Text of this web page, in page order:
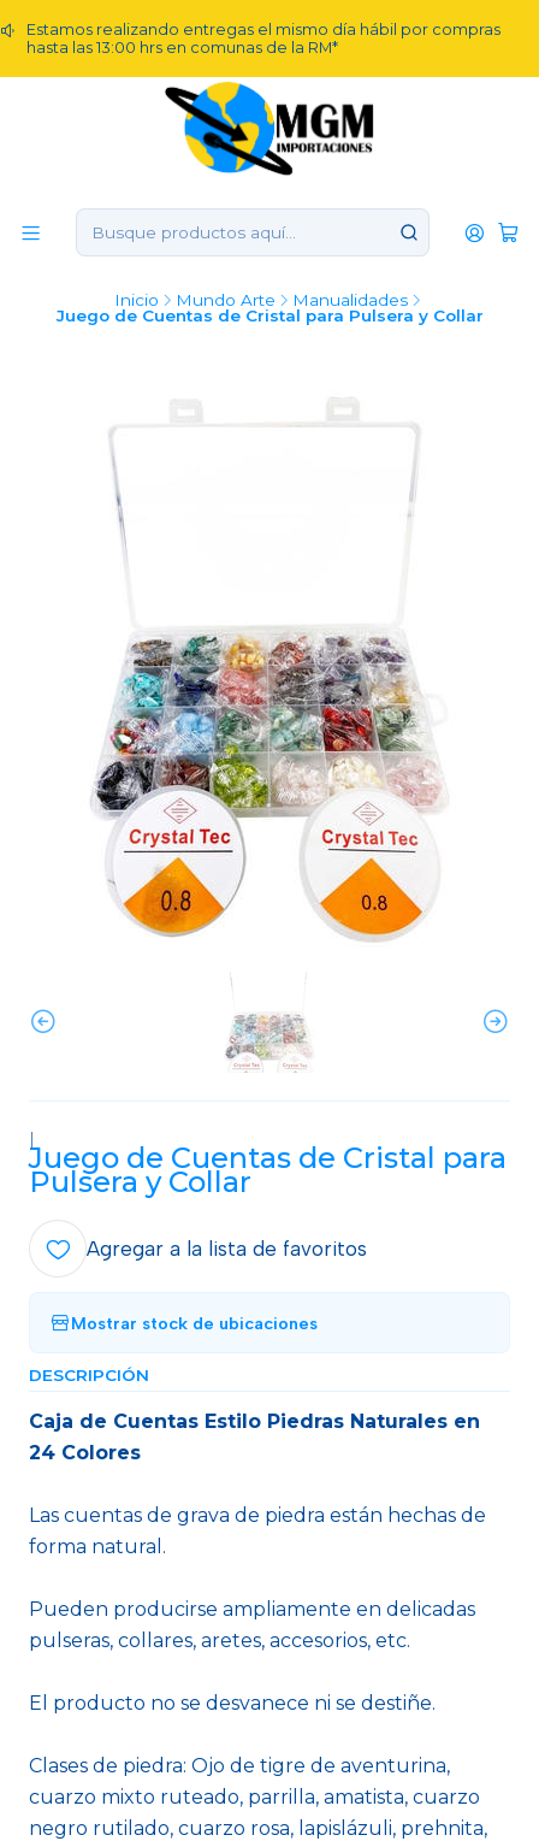
Estamos realizando entregas el mismo día hábil por compras
hasta las 13:00 hrs en comunas de la RM*
Inicio Mundo Arte
Manualidades
Juego de Cuentas de Cristal para Pulsera y Collar
|
Juego de Cuentas de Cristal para
Pulsera y Collar
Agregar a la lista de favoritos
Mostrar stock de ubicaciones
DESCRIPCIÓN
Caja de Cuentas Estilo Piedras Naturales en
24 Colores
Las cuentas de grava de piedra están hechas de
forma natural.
Pueden producirse ampliamente en delicadas
pulseras, collares, aretes, accesorios, etc.
El producto no se desvanece ni se destiñe.
Clases de piedra: Ojo de tigre de aventurina,
cuarzo mixto ruteado, parrilla, amatista, cuarzo
negro rutilado, cuarzo rosa, lapislázuli, prehnita,